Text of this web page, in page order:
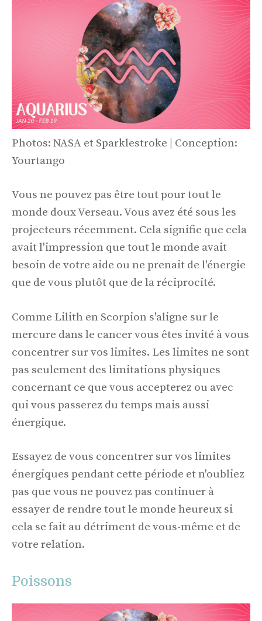
Photos: NASA et Sparklestroke | Conception:
Yourtango
Vous ne pouvez pas être tout pour tout le
monde doux Verseau. Vous avez été sous les
projecteurs récemment. Cela signifie que cela
avait l'impression que tout le monde avait
besoin de votre aide ou ne prenait de l'énergie
que de vous plutôt que de la réciprocité.
Comme Lilith en Scorpion s'aligne sur le
mercure dans le cancer vous êtes invité à vous
concentrer sur vos limites. Les limites ne sont
pas seulement des limitations physiques
concernant ce que vous accepterez ou avec
qui vous passerez du temps mais aussi
énergique.
Essayez de vous concentrer sur vos limites
énergiques pendant cette période et n'oubliez
pas que vous ne pouvez pas continuer à
essayer de rendre tout le monde heureux si
cela se fait au détriment de vous-même et de
votre relation.
Poissons